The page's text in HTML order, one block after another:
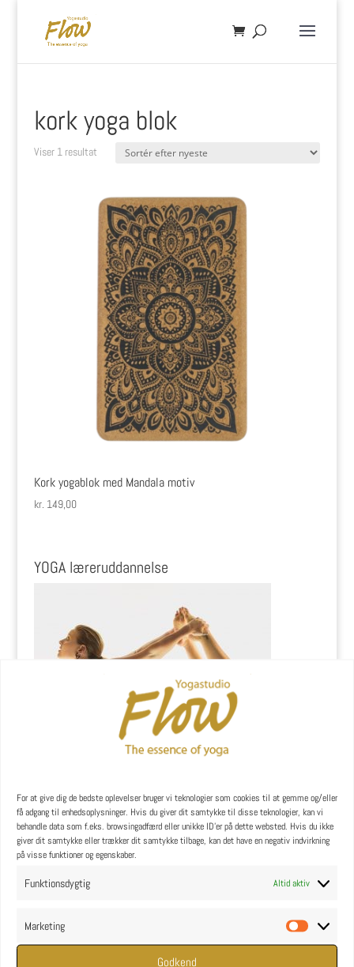
For at give dig de bedste oplevelser bruger vi teknologier som cookies til at gemme og/eller
få adgang til enhedsoplysninger. Hvis du giver dit samtykke til disse teknologier, kan vi
behandle data som f.eks. browsingadfærd eller unikke ID'er på dette websted. Hvis du ikke
giver dit samtykke eller trækker dit samtykke tilbage, kan det have en negativ indvirkning
på visse funktioner og egenskaber.
Funktionsdygtig Altid aktiv
Marketing
Godkend
kork yoga blok
Viser 1 resultat
Kork yogablok med Mandala motiv
kr. 149,00
YOGA læreruddannelse
YOGA uddannelse - læs mere
YOGA Retreats